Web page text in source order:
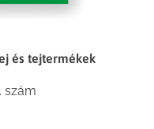
és tejtermékek
szám